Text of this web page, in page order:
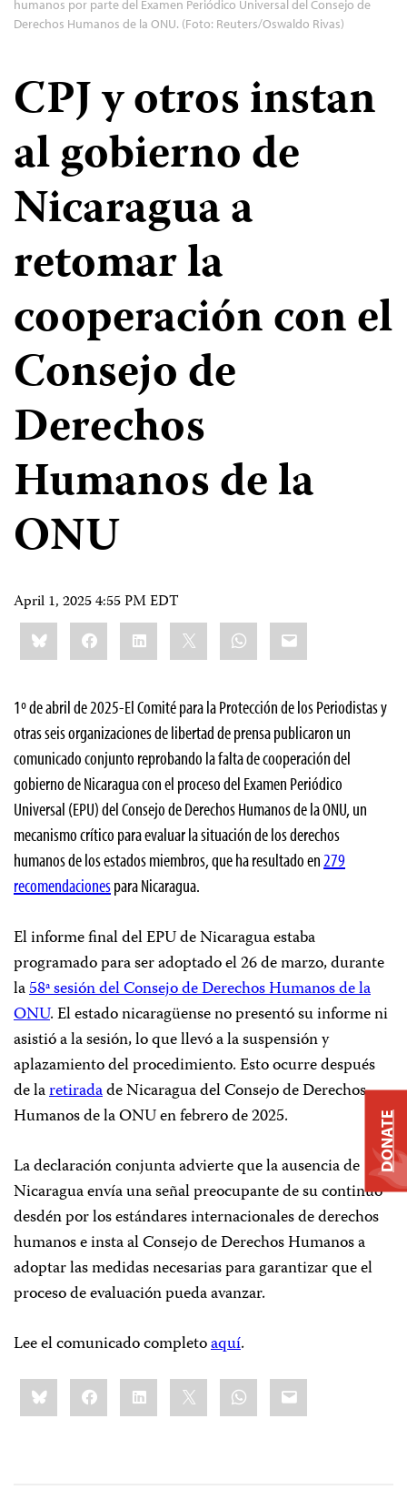
humanos por parte del Examen Periódico Universal del Consejo de
Derechos Humanos de la ONU. (Foto: Reuters/Oswaldo Rivas)
CPJ y otros instan
al gobierno de
Nicaragua a
retomar la
cooperación con el
Consejo de
Derechos
Humanos de la
ONU
April 1, 2025 4:55 PM EDT
Share
this:BlueskyFacebookLinkedIn WhatsApp
Email
1º de abril de 2025-El Comité para la Protección de los Periodistas y
otras seis organizaciones de libertad de prensa publicaron un
comunicado conjunto reprobando la falta de cooperación del
gobierno de Nicaragua con el proceso del Examen Periódico
Universal (EPU) del Consejo de Derechos Humanos de la ONU, un
mecanismo crítico para evaluar la situación de los derechos
humanos de los estados miembros, que ha resultado en 279
recomendacionespara Nicaragua.
El informe final del EPU de Nicaragua estaba
programado para ser adoptado el 26 de marzo, durante
la58ª sesión del Consejo de Derechos Humanos de la
ONU. El estado nicaragüense no presentó su informe ni
asistió a la sesión, lo que llevó a la suspensión y
aplazamiento del procedimiento. Esto ocurre después
de laretiradade Nicaragua del Consejo de Derechos
Humanos de la ONU en febrero de 2025.
La declaración conjunta advierte que la ausencia de
Nicaragua envía una señal preocupante de su continuo
desdén por los estándares internacionales de derechos
humanos e insta al Consejo de Derechos Humanos a
adoptar las medidas necesarias para garantizar que el
proceso de evaluación pueda avanzar.
Lee el comunicado completoaquí.
Share
this:BlueskyFacebookLinkedIn WhatsApp
Email
DONATE